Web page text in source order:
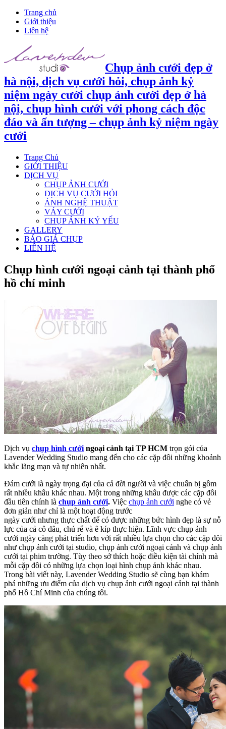
Trang chủ
Giới thiệu
Liên hệ
Chụp ảnh cưới đẹp ở
hà nội, dịch vụ cưới hỏi, chụp ảnh kỷ
niệm ngày cưới chụp ảnh cưới đẹp ở hà
nội, chụp hình cưới với phong cách độc
đáo và ấn tượng – chụp ảnh kỷ niệm ngày
cưới
Trang Chủ
GIỚI THIỆU
DỊCH VỤ
CHỤP ẢNH CƯỚI
DỊCH VỤ CƯỚI HỎI
ẢNH NGHỆ THUẬT
VÁY CƯỚI
CHỤP ẢNH KỶ YẾU
GALLERY
BÁO GIÁ CHỤP
LIÊN HỆ
Chụp hình cưới ngoại cảnh tại thành phố
hồ chí minh
Dịch vụ chụp hình cưới ngoại cảnh tại TP HCM trọn gói của
Lavender Wedding Studio mang đến cho các cặp đôi những khoảnh
khắc lãng mạn và tự nhiên nhất.
Đám cưới là ngày trọng đại của cả đời người và việc chuẩn bị gồm
rất nhiều khâu khác nhau. Một trong những khâu được các cặp đôi
đầu tiên chính là chụp ảnh cưới. Việc chụp ảnh cưới nghe có vẻ
đơn giản như chỉ là một hoạt động trước
ngày cưới nhưng thực chất để có được những bức hình đẹp là sự nỗ
lực của cả cô dâu, chú rể và ê kíp thực hiện. Lĩnh vực chụp ảnh
cưới ngày càng phát triển hơn với rất nhiều lựa chọn cho các cặp đôi
như chụp ảnh cưới tại studio, chụp ảnh cưới ngoại cảnh và chụp ảnh
cưới tại phim trường. Tùy theo sở thích hoặc điều kiện tài chính mà
mỗi cặp đôi có những lựa chọn loại hình chụp ảnh khác nhau.
Trong bài viết này, Lavender Wedding Studio sẽ cùng bạn khám
phá những ưu điểm của dịch vụ chụp ảnh cưới ngoại cảnh tại thành
phố Hồ Chí Minh của chúng tôi.